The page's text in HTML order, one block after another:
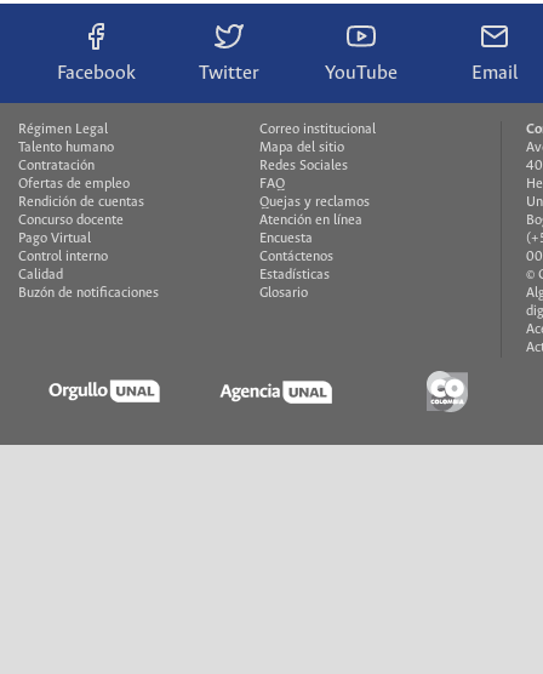
Facebook Twitter YouTube Email
Régimen Legal
Talento humano
Contratación
Ofertas de empleo
Rendición de cuentas
Concurso docente
Pago Virtual
Control interno
Calidad
Buzón de notificaciones
Correo institucional
Mapa del sitio
Redes Sociales
FAQ
Quejas y reclamos
Atención en línea
Encuesta
Contáctenos
Estadísticas
Glosario
©